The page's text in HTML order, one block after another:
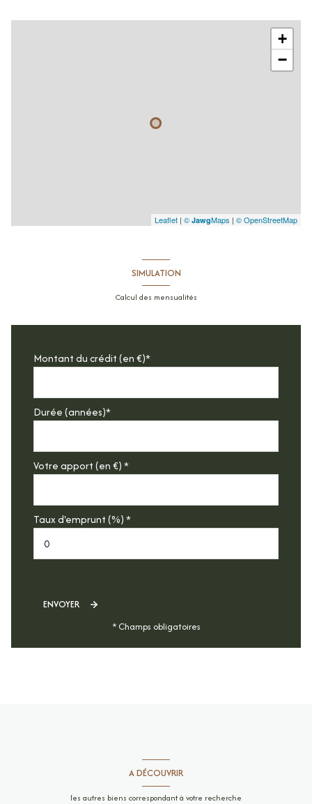
+
−
Leaflet | © JawgMaps | © OpenStreetMap
SIMULATION
Calcul des mensualités
Montant du crédit (en €)*
Durée (années)*
Votre apport (en €) *
Taux d'emprunt (%) *
ENVOYER
* Champs obligatoires
A DÉCOUVRIR
les autres biens correspondant à votre recherche